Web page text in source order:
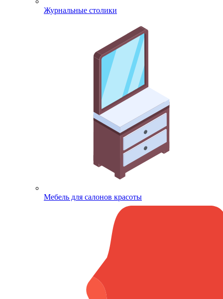
Журнальные столики
Мебель для салонов красоты